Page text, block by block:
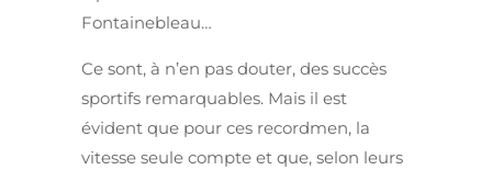
Fontainebleau…
Ce sont, à n’en pas douter, des succès
sportifs remarquables. Mais il est
évident que pour ces recordmen, la
vitesse seule compte et que, selon leurs